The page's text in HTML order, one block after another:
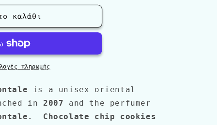
καλάθι
πληρωμής
is a unisex oriental
in
2007
and the perfumer
.
Chocolate chip cookies